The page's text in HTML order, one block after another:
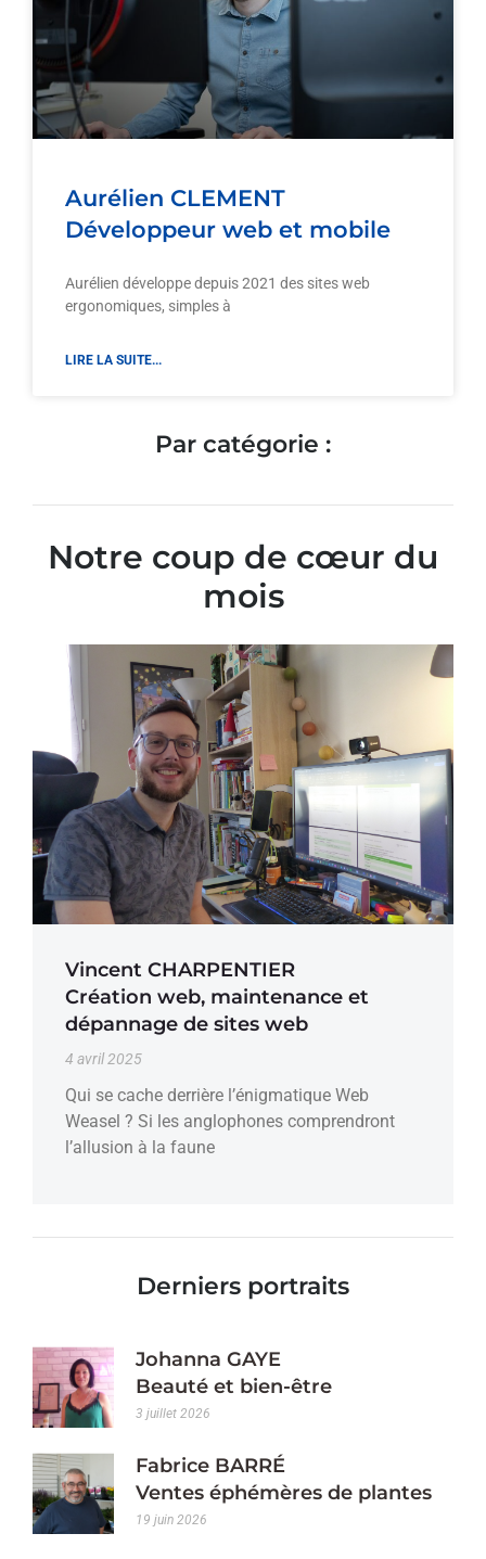
Aurélien CLEMENT
Développeur web et mobile
Aurélien développe depuis 2021 des sites web
ergonomiques, simples à
LIRE LA SUITE...
Par catégorie :
Notre coup de cœur du
mois​
Vincent CHARPENTIER
Création web, maintenance et
dépannage de sites web
4 avril 2025
Qui se cache derrière l’énigmatique Web
Weasel ? Si les anglophones comprendront
l’allusion à la faune
Derniers portraits
Johanna GAYE
Beauté et bien-être
3 juillet 2026
Fabrice BARRÉ
Ventes éphémères de plantes
19 juin 2026